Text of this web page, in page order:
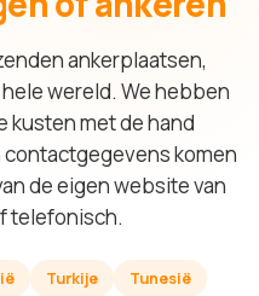
ankerplaatsen,
wereld. We hebben
kusten met de hand
komen
de eigen website van
telefonisch.
Turkije
Tunesië